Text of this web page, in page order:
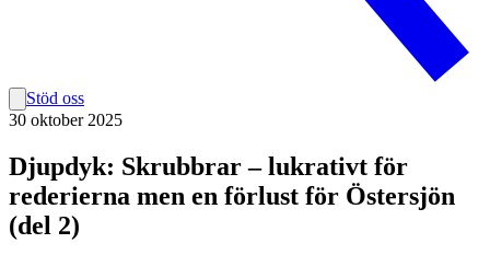
Stöd oss
30 oktober 2025
Djupdyk: Skrubbrar – lukrativt för
rederierna men en förlust för Östersjön
(del 2)